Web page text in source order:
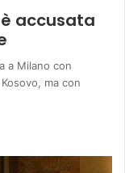
accusata
a Milano con
ma con